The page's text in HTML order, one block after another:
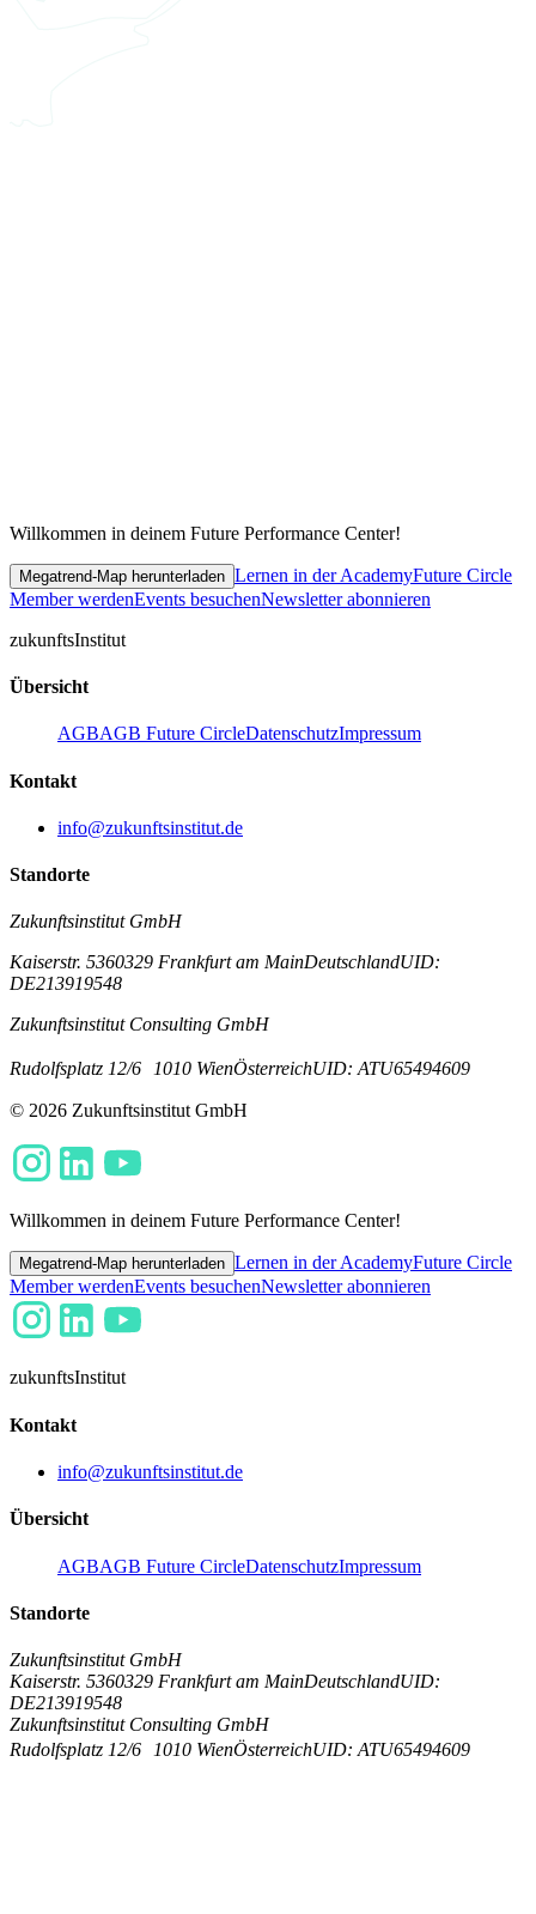
Willkommen in deinem Future Performance Center!
Megatrend-Map herunterladen Lernen in der AcademyFuture Circle
Member werdenEvents besuchenNewsletter abonnieren
zukunftsInstitut
Übersicht
AGBAGB Future CircleDatenschutzImpressum
Kontakt
info@zukunftsinstitut.de
Standorte
Zukunftsinstitut GmbH
Kaiserstr. 5360329 Frankfurt am MainDeutschlandUID:
DE213919548
Zukunftsinstitut Consulting GmbH
Rudolfsplatz 12/6 1010 WienÖsterreichUID: ATU65494609
© 2026 Zukunftsinstitut GmbH
Willkommen in deinem Future Performance Center!
Megatrend-Map herunterladen Lernen in der AcademyFuture Circle
Member werdenEvents besuchenNewsletter abonnieren
zukunftsInstitut
Kontakt
info@zukunftsinstitut.de
Übersicht
AGBAGB Future CircleDatenschutzImpressum
Standorte
Zukunftsinstitut GmbH
Kaiserstr. 5360329 Frankfurt am MainDeutschlandUID:
DE213919548
Zukunftsinstitut Consulting GmbH
Rudolfsplatz 12/6
1010 WienÖsterreichUID: ATU65494609